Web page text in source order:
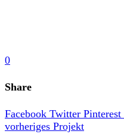
0
Share
Facebook Twitter Pinterest
vorheriges Projekt